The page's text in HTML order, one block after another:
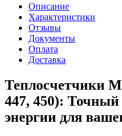
Описание
Характеристики
Отзывы
Документы
Оплата
Доставка
Теплосчетчики
447, 450): Точный
энергии для